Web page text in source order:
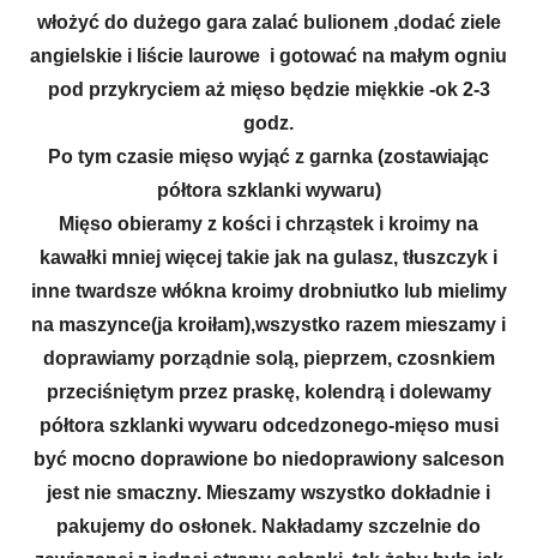
włożyć do dużego gara zalać bulionem ,dodać ziele
angielskie i liście laurowe i gotować na małym ogniu
pod przykryciem aż mięso będzie miękkie -ok 2-3
godz.
Po tym czasie mięso wyjąć z garnka (zostawiając
półtora szklanki wywaru)
Mięso obieramy z kości i chrząstek i kroimy na
kawałki mniej więcej takie jak na gulasz, tłuszczyk i
inne twardsze włókna kroimy drobniutko lub mielimy
na maszynce(ja kroiłam),wszystko razem mieszamy i
doprawiamy porządnie solą, pieprzem, czosnkiem
przeciśniętym przez praskę, kolendrą i dolewamy
półtora szklanki wywaru odcedzonego-mięso musi
być mocno doprawione bo niedoprawiony salceson
jest nie smaczny. Mieszamy wszystko dokładnie i
pakujemy do osłonek. Nakładamy szczelnie do